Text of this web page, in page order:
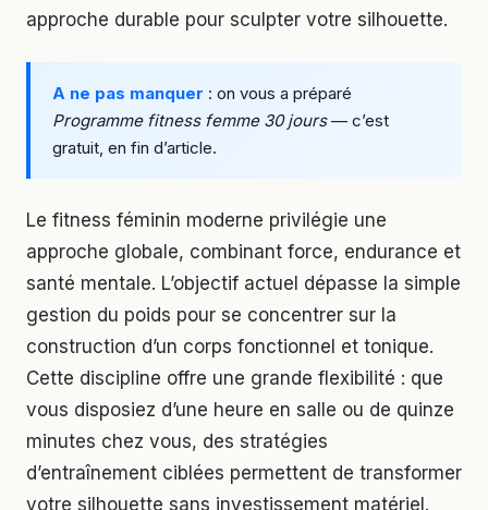
approche durable pour sculpter votre silhouette.
A ne pas manquer : on vous a préparé
Programme fitness femme 30 jours— c’est
gratuit, en fin d’article.
Le fitness féminin moderne privilégie une
approche globale, combinant force, endurance et
santé mentale. L’objectif actuel dépasse la simple
gestion du poids pour se concentrer sur la
construction d’un corps fonctionnel et tonique.
Cette discipline offre une grande flexibilité : que
vous disposiez d’une heure en salle ou de quinze
minutes chez vous, des stratégies
d’entraînement ciblées permettent de transformer
votre silhouette sans investissement matériel.